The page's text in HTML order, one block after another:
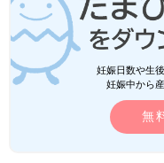
妊娠日数や生
妊娠中から
無